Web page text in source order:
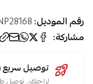
رقم الموديل:
مشاركة:
توصيل سريع (يوم
لراحتك.. نوصل طلبك